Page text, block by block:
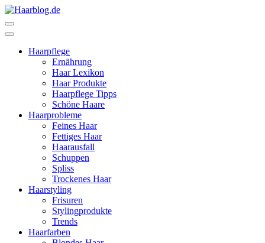
Zum
Inhalt
springen
drücken)Haarpflege
Ernährung
Haar Lexikon
Haar Produkte
Haarpflege Tipps
Schöne Haare
Haarprobleme
Feines Haar
Fettiges Haar
Haarausfall
Schuppen
Spliss
Trockenes Haar
Haarstyling
Frisuren
Stylingprodukte
Trends
Haarfarben